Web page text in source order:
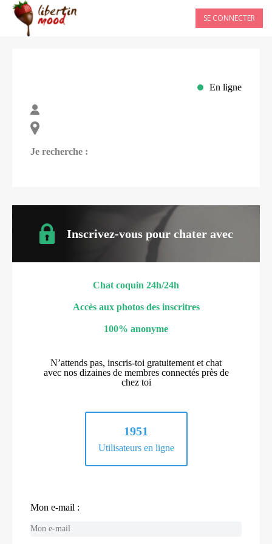
SE CONNECTER
En ligne
Je recherche :
Inscrivez-vous pour chater avec
Chat coquin 24h/24h
Accès aux photos des inscritres
100% anonyme
N’attends pas, inscris-toi gratuitement et chat
avec nos dizaines de membres connectés près de
chez toi
1951
Utilisateurs en ligne
Mon e-mail :